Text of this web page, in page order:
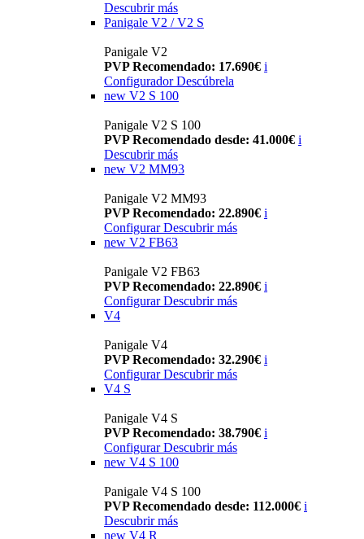
Descubrir más
Panigale V2 / V2 S
Panigale V2
PVP Recomendado: 17.690€ i
Configurador Descúbrela
new V2 S 100
Panigale V2 S 100
PVP Recomendado desde: 41.000€ i
Descubrir más
new V2 MM93
Panigale V2 MM93
PVP Recomendado: 22.890€ i
Configurar Descubrir más
new V2 FB63
Panigale V2 FB63
PVP Recomendado: 22.890€ i
Configurar Descubrir más
V4
Panigale V4
PVP Recomendado: 32.290€ i
Configurar Descubrir más
V4 S
Panigale V4 S
PVP Recomendado: 38.790€ i
Configurar Descubrir más
new V4 S 100
Panigale V4 S 100
PVP Recomendado desde: 112.000€ i
Descubrir más
new V4 R